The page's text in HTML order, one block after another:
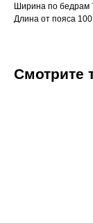
Ширина по бедрам
Длина от пояса
Смотрите